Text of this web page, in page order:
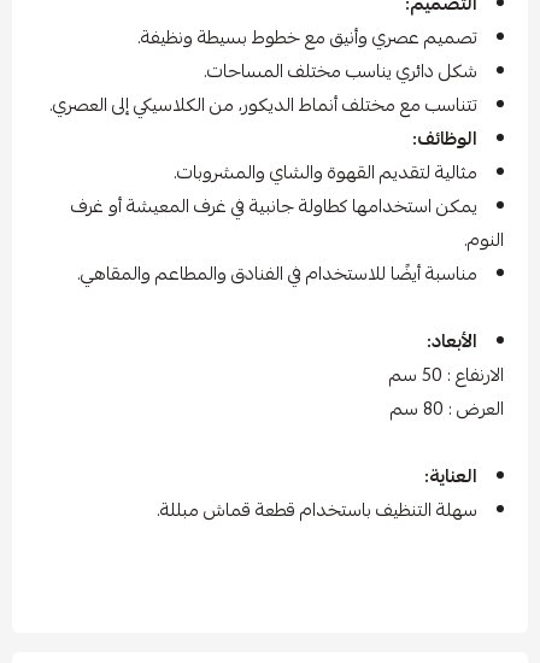
تصميم عصري وأنيق مع خطوط بسيطة ونظيفة.
شكل دائري يناسب مختلف المساحات.
تتناسب مع مختلف أنماط الديكور، من الكلاسيكي إلى العصري.
الوظائف:
مثالية لتقديم القهوة والشاي والمشروبات.
يمكن استخدامها كطاولة جانبية في غرف المعيشة أو غرف
النوم.
مناسبة أيضًا للاستخدام في الفنادق والمطاعم والمقاهي.
الأبعاد:
الارنفاع : 50 سم
العرض : 80 سم
العناية:
سهلة التنظيف باستخدام قطعة قماش مبللة.